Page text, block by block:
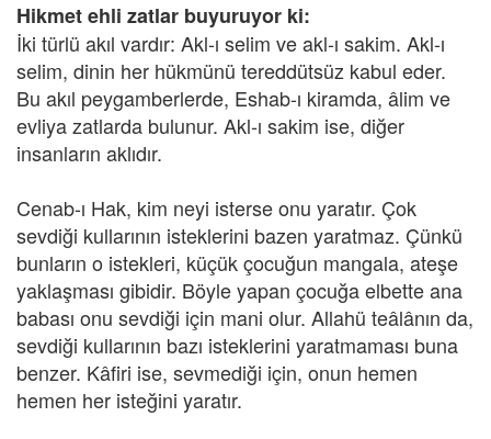
Hikmet ehli zatlar buyuruyor ki:
İki türlü akıl vardır: Akl-ı selim ve akl-ı sakim. Akl-ı
selim, dinin her hükmünü tereddütsüz kabul eder.
Bu akıl peygamberlerde, Eshab-ı kiramda, âlim ve
evliya zatlarda bulunur. Akl-ı sakim ise, diğer
insanların aklıdır.
Cenab-ı Hak, kim neyi isterse onu yaratır. Çok
sevdiği kullarının isteklerini bazen yaratmaz. Çünkü
bunların o istekleri, küçük çocuğun mangala, ateşe
yaklaşması gibidir. Böyle yapan çocuğa elbette ana
babası onu sevdiği için mani olur. Allahü teâlânın da,
sevdiği kullarının bazı isteklerini yaratmaması buna
benzer. Kâfiri ise, sevmediği için, onun hemen
hemen her isteğini yaratır.